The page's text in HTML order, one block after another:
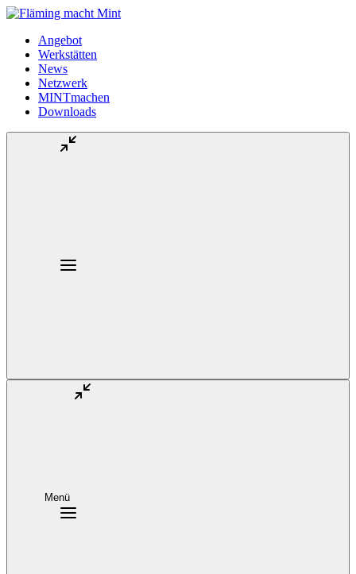
Angebot
Werkstätten
News
Netzwerk
MINTmachen
Downloads
Menü